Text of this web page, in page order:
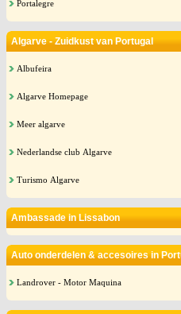
Portalegre
Algarve - Zuidkust van Portugal
Albufeira
Algarve Homepage
Meer algarve
Nederlandse club Algarve
Turismo Algarve
Ambassade in Lissabon
Auto onderdelen & accesoires in
Landrover - Motor Maquina